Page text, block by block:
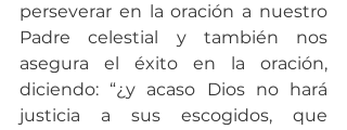
perseverar en la oración a nuestro
Padre celestial y también nos
asegura el éxito en la oración,
diciendo: “¿y acaso Dios no hará
justicia a sus escogidos, que